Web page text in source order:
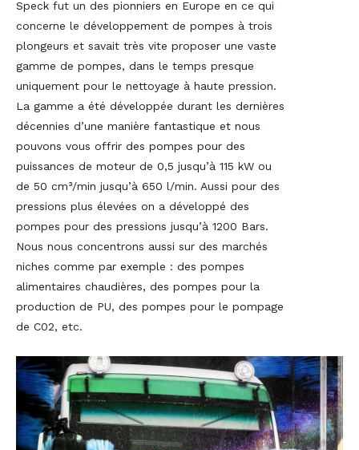
Speck fut un des pionniers en Europe en ce qui
concerne le développement de pompes à trois
plongeurs et savait très vite proposer une vaste
gamme de pompes, dans le temps presque
uniquement pour le nettoyage à haute pression.
La gamme a été développée durant les dernières
décennies d’une manière fantastique et nous
pouvons vous offrir des pompes pour des
puissances de moteur de 0,5 jusqu’à 115 kW ou
de 50 cm³/min jusqu’à 650 l/min. Aussi pour des
pressions plus élevées on a développé des
pompes pour des pressions jusqu’à 1200 Bars.
Nous nous concentrons aussi sur des marchés
niches comme par exemple : des pompes
alimentaires chaudières, des pompes pour la
production de PU, des pompes pour le pompage
de C02, etc.